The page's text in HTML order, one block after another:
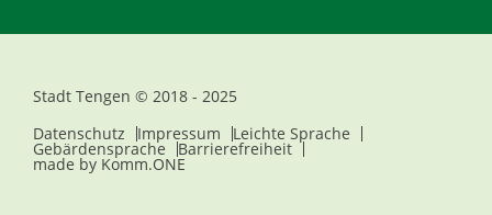
Stadt Tengen © 2018 - 2025
Datenschutz
Impressum Leichte Sprache
Gebärdensprache Barrierefreiheit
made by Komm.ONE